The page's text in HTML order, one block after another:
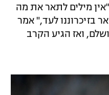
מילים לתאר את מה
בזיכרוננו לעד," אמר
ואז הגיע הקרב